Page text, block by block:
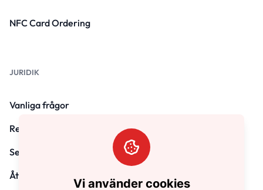
Vi använder cookies
NFC Card Ordering
JURIDIK
Vanliga frågor
Regler och villkor
Sekretesspolicy
Återbetalningspolicy